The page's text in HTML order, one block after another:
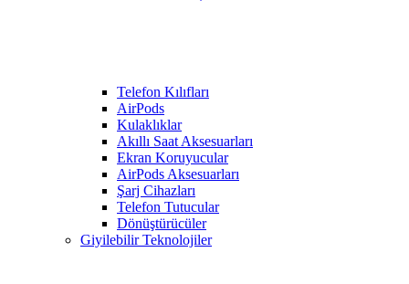
Telefon Kılıfları
AirPods
Kulaklıklar
Akıllı Saat Aksesuarları
Ekran Koruyucular
AirPods Aksesuarları
Şarj Cihazları
Telefon Tutucular
Dönüştürücüler
Giyilebilir Teknolojiler